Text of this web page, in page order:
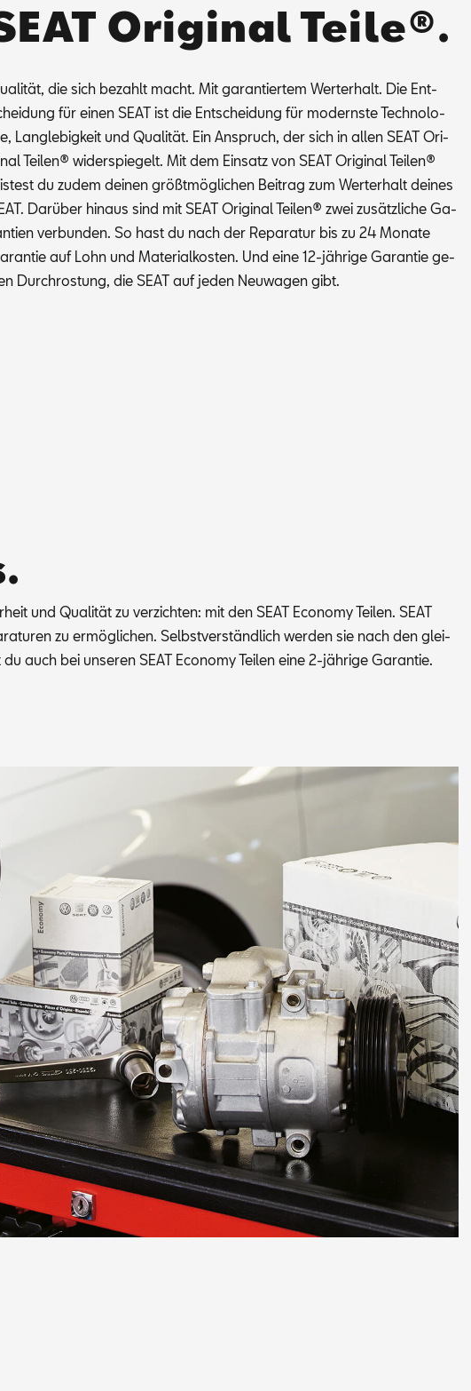
Original Teile®.
die sich be­zahlt macht. Mit ga­ran­tier­tem Wert­erhalt. Die Ent­
für ei­nen SEAT ist die Ent­schei­dung für mo­derns­te Tech­no­lo­
Lang­le­big­keit und Qua­li­tät. Ein An­spruch, der sich in al­len SEAT Ori­
Tei­len® wi­der­spie­gelt. Mit dem Ein­satz von SEAT Ori­gi­nal Tei­len®
du zu­dem dei­nen größt­mög­li­chen Bei­trag zum Wert­erhalt dei­nes
Dar­über hin­aus sind mit SEAT Ori­gi­nal Tei­len® zwei zu­sätz­li­che Ga­
ver­bun­den. So hast du nach der Re­pa­ra­tur bis zu 24 Mo­na­te
auf Lohn und Ma­te­ri­al­kos­ten. Und eine 12-jäh­ri­ge Ga­ran­tie ge­
Durch­ros­tung, die SEAT auf je­den Neu­wa­gen gibt.
und Qua­li­tät zu ver­zich­ten: mit den SEAT Eco­no­my Tei­len. SEAT
zu er­mög­li­chen. Selbst­ver­ständ­lich wer­den sie nach den glei­
auch bei un­se­ren SEAT Eco­no­my Tei­len eine 2-jäh­ri­ge Ga­ran­tie.